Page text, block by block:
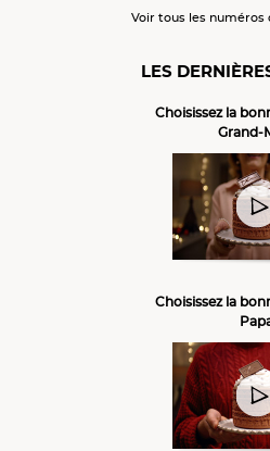
Voir tous les numéros
LES
Choisissez la
Grand-
Choisissez la